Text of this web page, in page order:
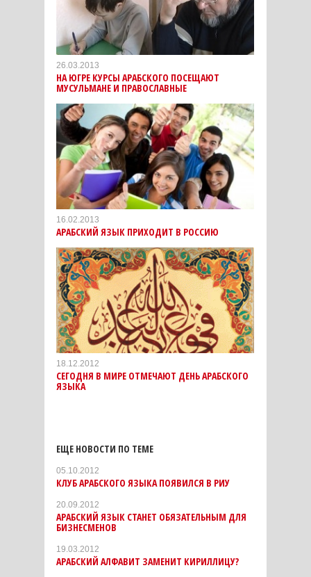
26.03.2013
НА ЮГРЕ КУРСЫ АРАБСКОГО ПОСЕЩАЮТ
МУСУЛЬМАНЕ И ПРАВОСЛАВНЫЕ
16.02.2013
АРАБСКИЙ ЯЗЫК ПРИХОДИТ В РОССИЮ
18.12.2012
СЕГОДНЯ В МИРЕ ОТМЕЧАЮТ ДЕНЬ АРАБСКОГО
ЯЗЫКА
ЕЩЕ НОВОСТИ ПО ТЕМЕ
05.10.2012
КЛУБ АРАБСКОГО ЯЗЫКА ПОЯВИЛСЯ В РИУ
20.09.2012
АРАБСКИЙ ЯЗЫК СТАНЕТ ОБЯЗАТЕЛЬНЫМ ДЛЯ
БИЗНЕСМЕНОВ
19.03.2012
АРАБСКИЙ АЛФАВИТ ЗАМЕНИТ КИРИЛЛИЦУ?